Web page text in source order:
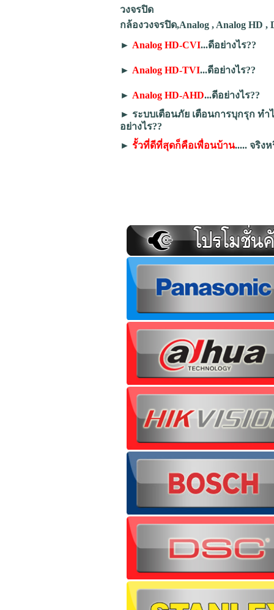
วงจรปิด
กล้องวงจรปิด,Analog , Analog HD ,
► Analog HD-CVI...ดีอย่างไร??
► Analog HD-TVI...ดีอย่างไร??
► Analog HD-AHD...ดีอย่างไร??
► ระบบเตือนภัย เตือนการบุกรุก ท
อย่างไร??
► รั้วที่ดีที่สุดก็คือเพื่อนบ้าน..... จริง